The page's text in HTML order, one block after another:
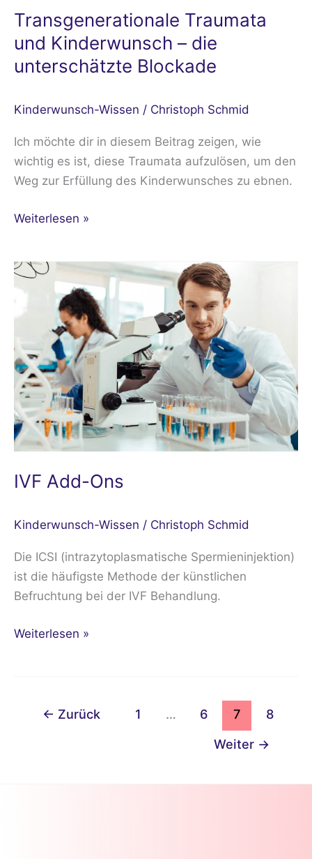
Transgenerationale Traumata
und Kinderwunsch – die
unterschätzte Blockade
Kinderwunsch-Wissen / Christoph Schmid
Ich möchte dir in diesem Beitrag zeigen, wie
wichtig es ist, diese Traumata aufzulösen, um den
Weg zur Erfüllung des Kinderwunsches zu ebnen.
Weiterlesen »
IVF Add-Ons
Kinderwunsch-Wissen / Christoph Schmid
Die ICSI (intrazytoplasmatische Spermieninjektion)
ist die häufigste Methode der künstlichen
Befruchtung bei der IVF Behandlung.
IVF
Add-
Weiterlesen »
← Zurück 1 … 6 7
8
Weiter →